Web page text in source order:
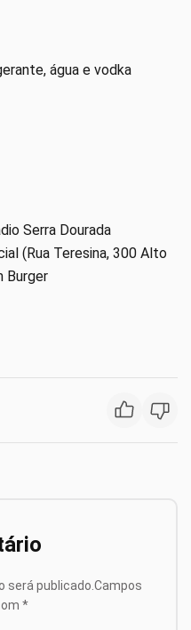
água e vodka
Serra Dourada
(Rua Teresina, 300 Alto
Burger
será publicado. Campos
*